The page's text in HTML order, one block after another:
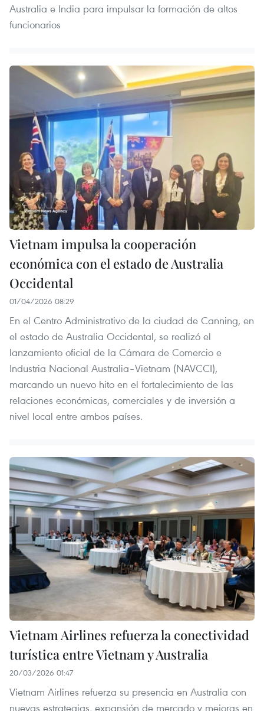
Australia e India para impulsar la formación de altos
funcionarios
Vietnam impulsa la cooperación
económica con el estado de Australia
Occidental
01/04/2026 08:29
En el Centro Administrativo de la ciudad de Canning, en
el estado de Australia Occidental, se realizó el
lanzamiento oficial de la Cámara de Comercio e
Industria Nacional Australia–Vietnam (NAVCCI),
marcando un nuevo hito en el fortalecimiento de las
relaciones económicas, comerciales y de inversión a
nivel local entre ambos países.
Vietnam Airlines refuerza la conectividad
turística entre Vietnam y Australia
20/03/2026 01:47
Vietnam Airlines refuerza su presencia en Australia con
nuevas estrategias, expansión de mercado y mejoras en